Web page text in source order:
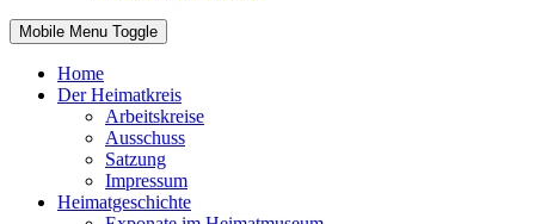
Mobile Menu Toggle
Home
Der Heimatkreis
Arbeitskreise
Ausschuss
Satzung
Impressum
Heimatgeschichte